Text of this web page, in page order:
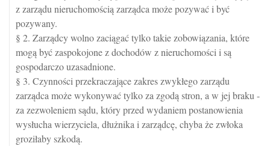
z zarządu nieruchomością zarządca może pozywać i być
pozywany.
§ 2. Zarządcy wolno zaciągać tylko takie zobowiązania, które
mogą być zaspokojone z dochodów z nieruchomości i są
gospodarczo uzasadnione.
§ 3. Czynności przekraczające zakres zwykłego zarządu
zarządca może wykonywać tylko za zgodą stron, a w jej braku -
za zezwoleniem sądu, który przed wydaniem postanowienia
wysłucha wierzyciela, dłużnika i zarządcę, chyba że zwłoka
groziłaby szkodą.